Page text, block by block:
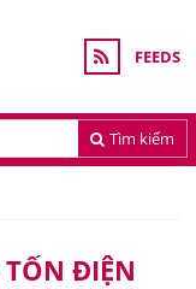
FEEDS
Tìm kiếm
ĐIỆN